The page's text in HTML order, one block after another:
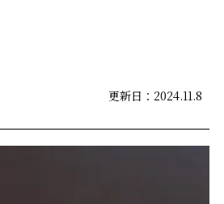
更新日：2024.11.8